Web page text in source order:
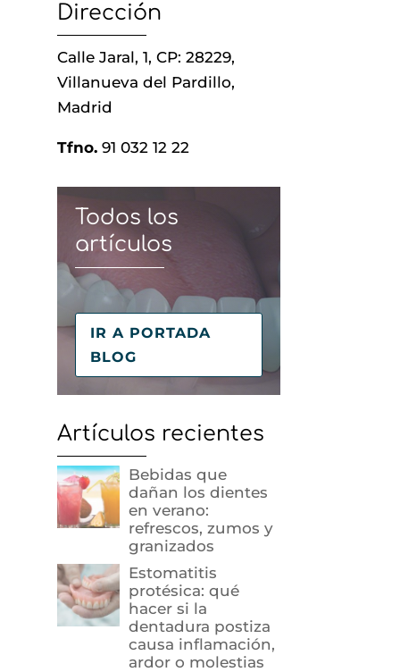
Dirección
Calle Jaral, 1, CP: 28229,
Villanueva del Pardillo,
Madrid
Tfno. 91 032 12 22
Todos los
artículos
IR A PORTADA
BLOG
Artículos recientes
Bebidas que
dañan los dientes
en verano:
refrescos, zumos y
granizados
Estomatitis
protésica: qué
hacer si la
dentadura postiza
causa inflamación,
ardor o molestias